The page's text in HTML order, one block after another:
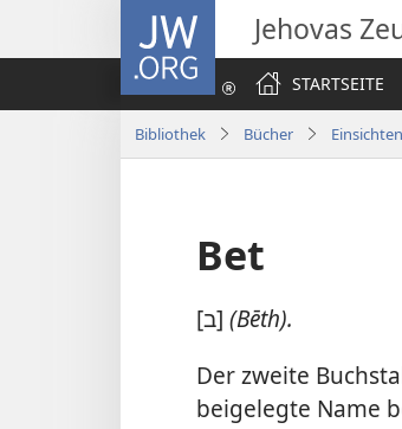
JW.ORG Jehovas
STARTSEITE
Bibliothek Bücher
Bet
[ב] (Bēth).
Der zweite
beigelegte Name